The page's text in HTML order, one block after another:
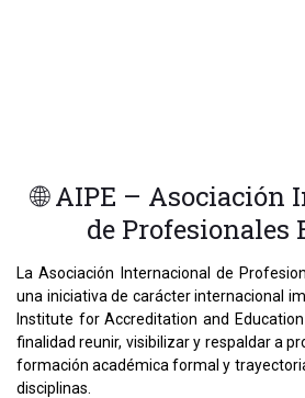
🌐 AIPE – Asociación
de Profesionales
La Asociación Internacional de
una iniciativa de carácter internacional
Institute for Accreditation and
finalidad reunir, visibilizar y respaldar a
formación académica formal y
disciplinas.